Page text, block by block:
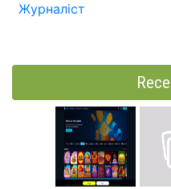
Журналіст